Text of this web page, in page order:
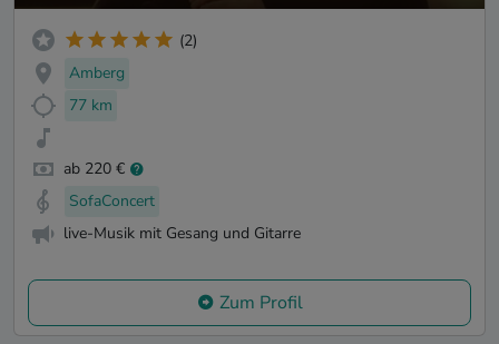
(2)
Amberg
77 km
ab 220 €
SofaConcert
live-Musik mit Gesang und Gitarre
Zum Profil